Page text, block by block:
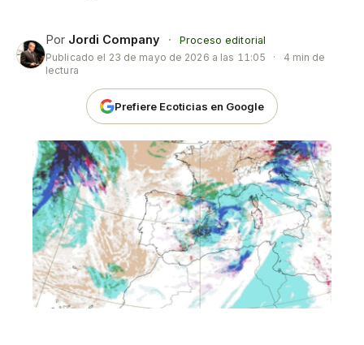
Por Jordi Company ·
Proceso editorial
Publicado el 23 de mayo de 2026 a las 11:05 ·
4 min de
lectura
Prefiere Ecoticias en Google